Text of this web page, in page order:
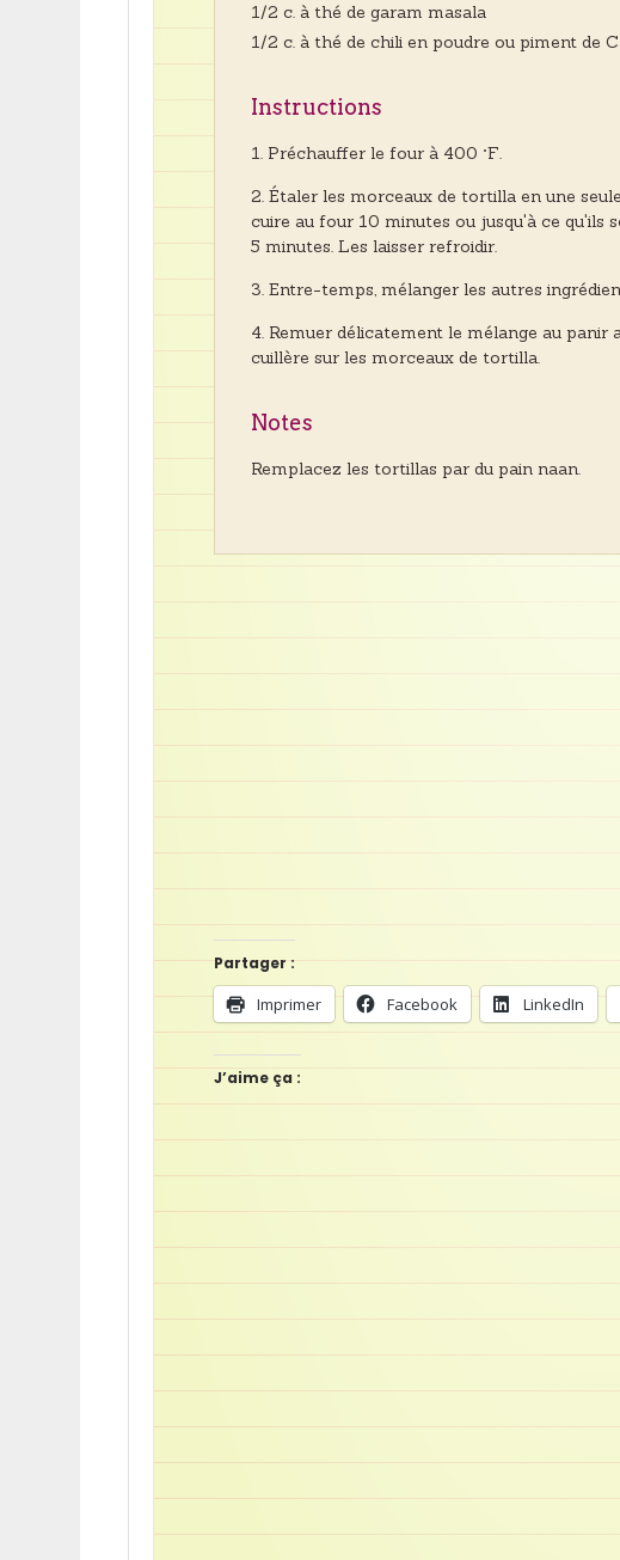
1/2 c. à thé de garam masala
1/2 c. à thé de chili en poudre ou piment de
Instructions
Préchauffer le four à 400 °F.
Étaler les morceaux de tortilla en une
cuire au four 10 minutes ou jusqu'à ce qu'ils
5 minutes. Les laisser refroidir.
Entre-temps, mélanger les autres
Remuer délicatement le mélange au
cuillère sur les morceaux de tortilla.
Notes
Remplacez les tortillas par du pain naan.
Partager :
Imprimer Facebook LinkedIn
J’aime ça :